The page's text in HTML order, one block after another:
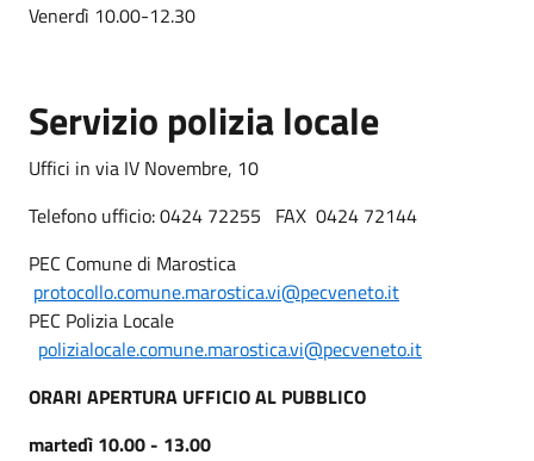
Venerdì 10.00-12.30
Servizio polizia locale
Uffici in via IV Novembre, 10
Telefono ufficio: 0424 72255 FAX 0424 72144
PEC Comune di Marostica
protocollo.comune.marostica.vi@pecveneto.it
PEC Polizia Locale
polizialocale.comune.marostica.vi@pecveneto.it
ORARI APERTURA UFFICIO AL PUBBLICO
martedì 10.00 - 13.00